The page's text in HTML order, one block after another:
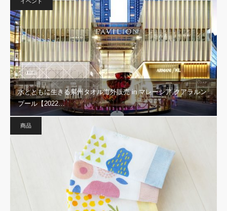
水とともに生きる泉州タオル海外販売 in マレーシア,クアラルン
プール【2022…
商品